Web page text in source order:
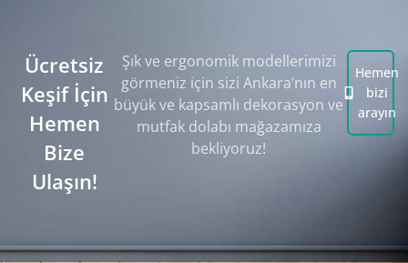
Ücretsiz
Keşif İçin
Hemen
Bize
Ulaşın!
Şık ve ergonomik modellerimizi
görmeniz için sizi Ankara’nın en
büyük ve kapsamlı dekorasyon ve
mutfak dolabı mağazamıza
bekliyoruz!
Hemen
bizi
arayın